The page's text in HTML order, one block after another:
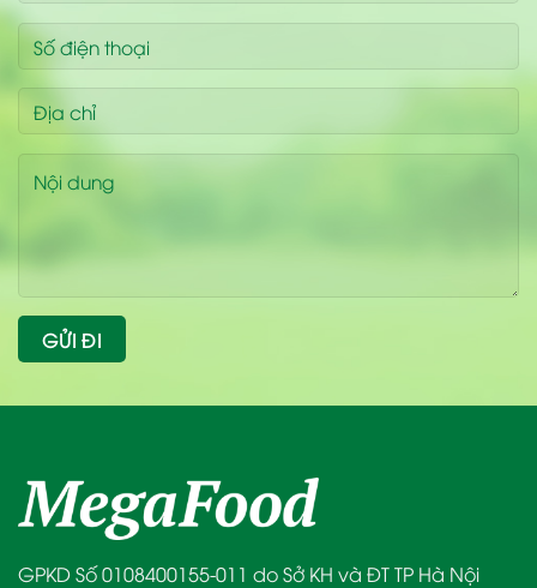
GPKD Số 0108400155-011 do Sở KH và ĐT TP Hà Nội